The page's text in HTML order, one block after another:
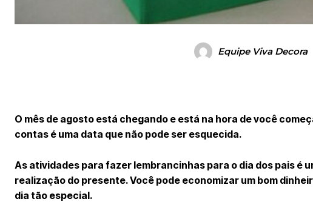
Equipe Viva Decora
O mês de agosto está chegando e está na hora de você
contas é uma data que não pode ser esquecida.
As atividades para fazer lembrancinhas para o dia dos pais é
realização do presente. Você pode economizar um bom
dia tão especial.